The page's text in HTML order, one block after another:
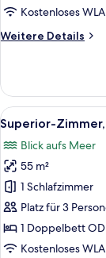
Kostenloses
Weitere Details
Weitere
Zimmer
Alle
Fotos
für
Superior-
Zimmer,
Meerblick
anzeigen
2
Superior-
Blick aufs Meer
55 m²
1 Schlafzimmer
Platz für 3
1 Doppelbett
Kostenloses